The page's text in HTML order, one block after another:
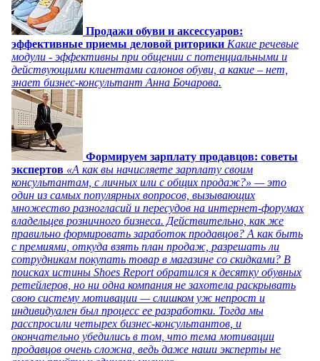
Продажи обуви и аксессуаров:
эффективные приемы деловой риторики Какие речевые
модули - эффективны при общении с потенциальными и
действующими клиентами салонов обуви, а какие – нет,
знает бизнес-консультант Анна Бочарова.
Формируем зарплату продавцов: советы
экспертов «А как вы начисляете зарплату своим
консультантам, с личных или с общих продаж?» — это
один из самых популярных вопросов, вызывающих
множество разногласий и пересудов на интернет-форумах
владельцев розничного бизнеса. Действительно, как же
правильно формировать заработок продавцов? А как быть
с премиями, откуда взять план продаж, разрешать ли
сотрудникам покупать товар в магазине со скидками? В
поисках истины Shoes Report обратился к десятку обувных
ретейлеров, но ни одна компания не захотела раскрывать
свою систему мотивации — слишком уж непрост и
индивидуален был процесс ее разработки. Тогда мы
расспросили четырех бизнес-консультантов, и
окончательно убедились в том, что тема мотивации
продавцов очень сложна, ведь даже наши эксперты не